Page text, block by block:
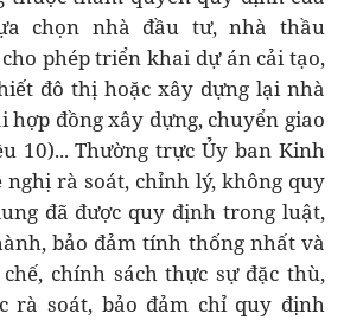
chọn nhà đầu tư, nhà thầu
phép triển khai dự án cải tạo,
đô thị hoặc xây dựng lại nhà
hợp đồng xây dựng, chuyển giao
10)... Thường trực Ủy ban Kinh
nghị rà soát, chỉnh lý, không quy
đã được quy định trong luật,
bảo đảm tính thống nhất và
chính sách thực sự đặc thù,
rà soát, bảo đảm chỉ quy định